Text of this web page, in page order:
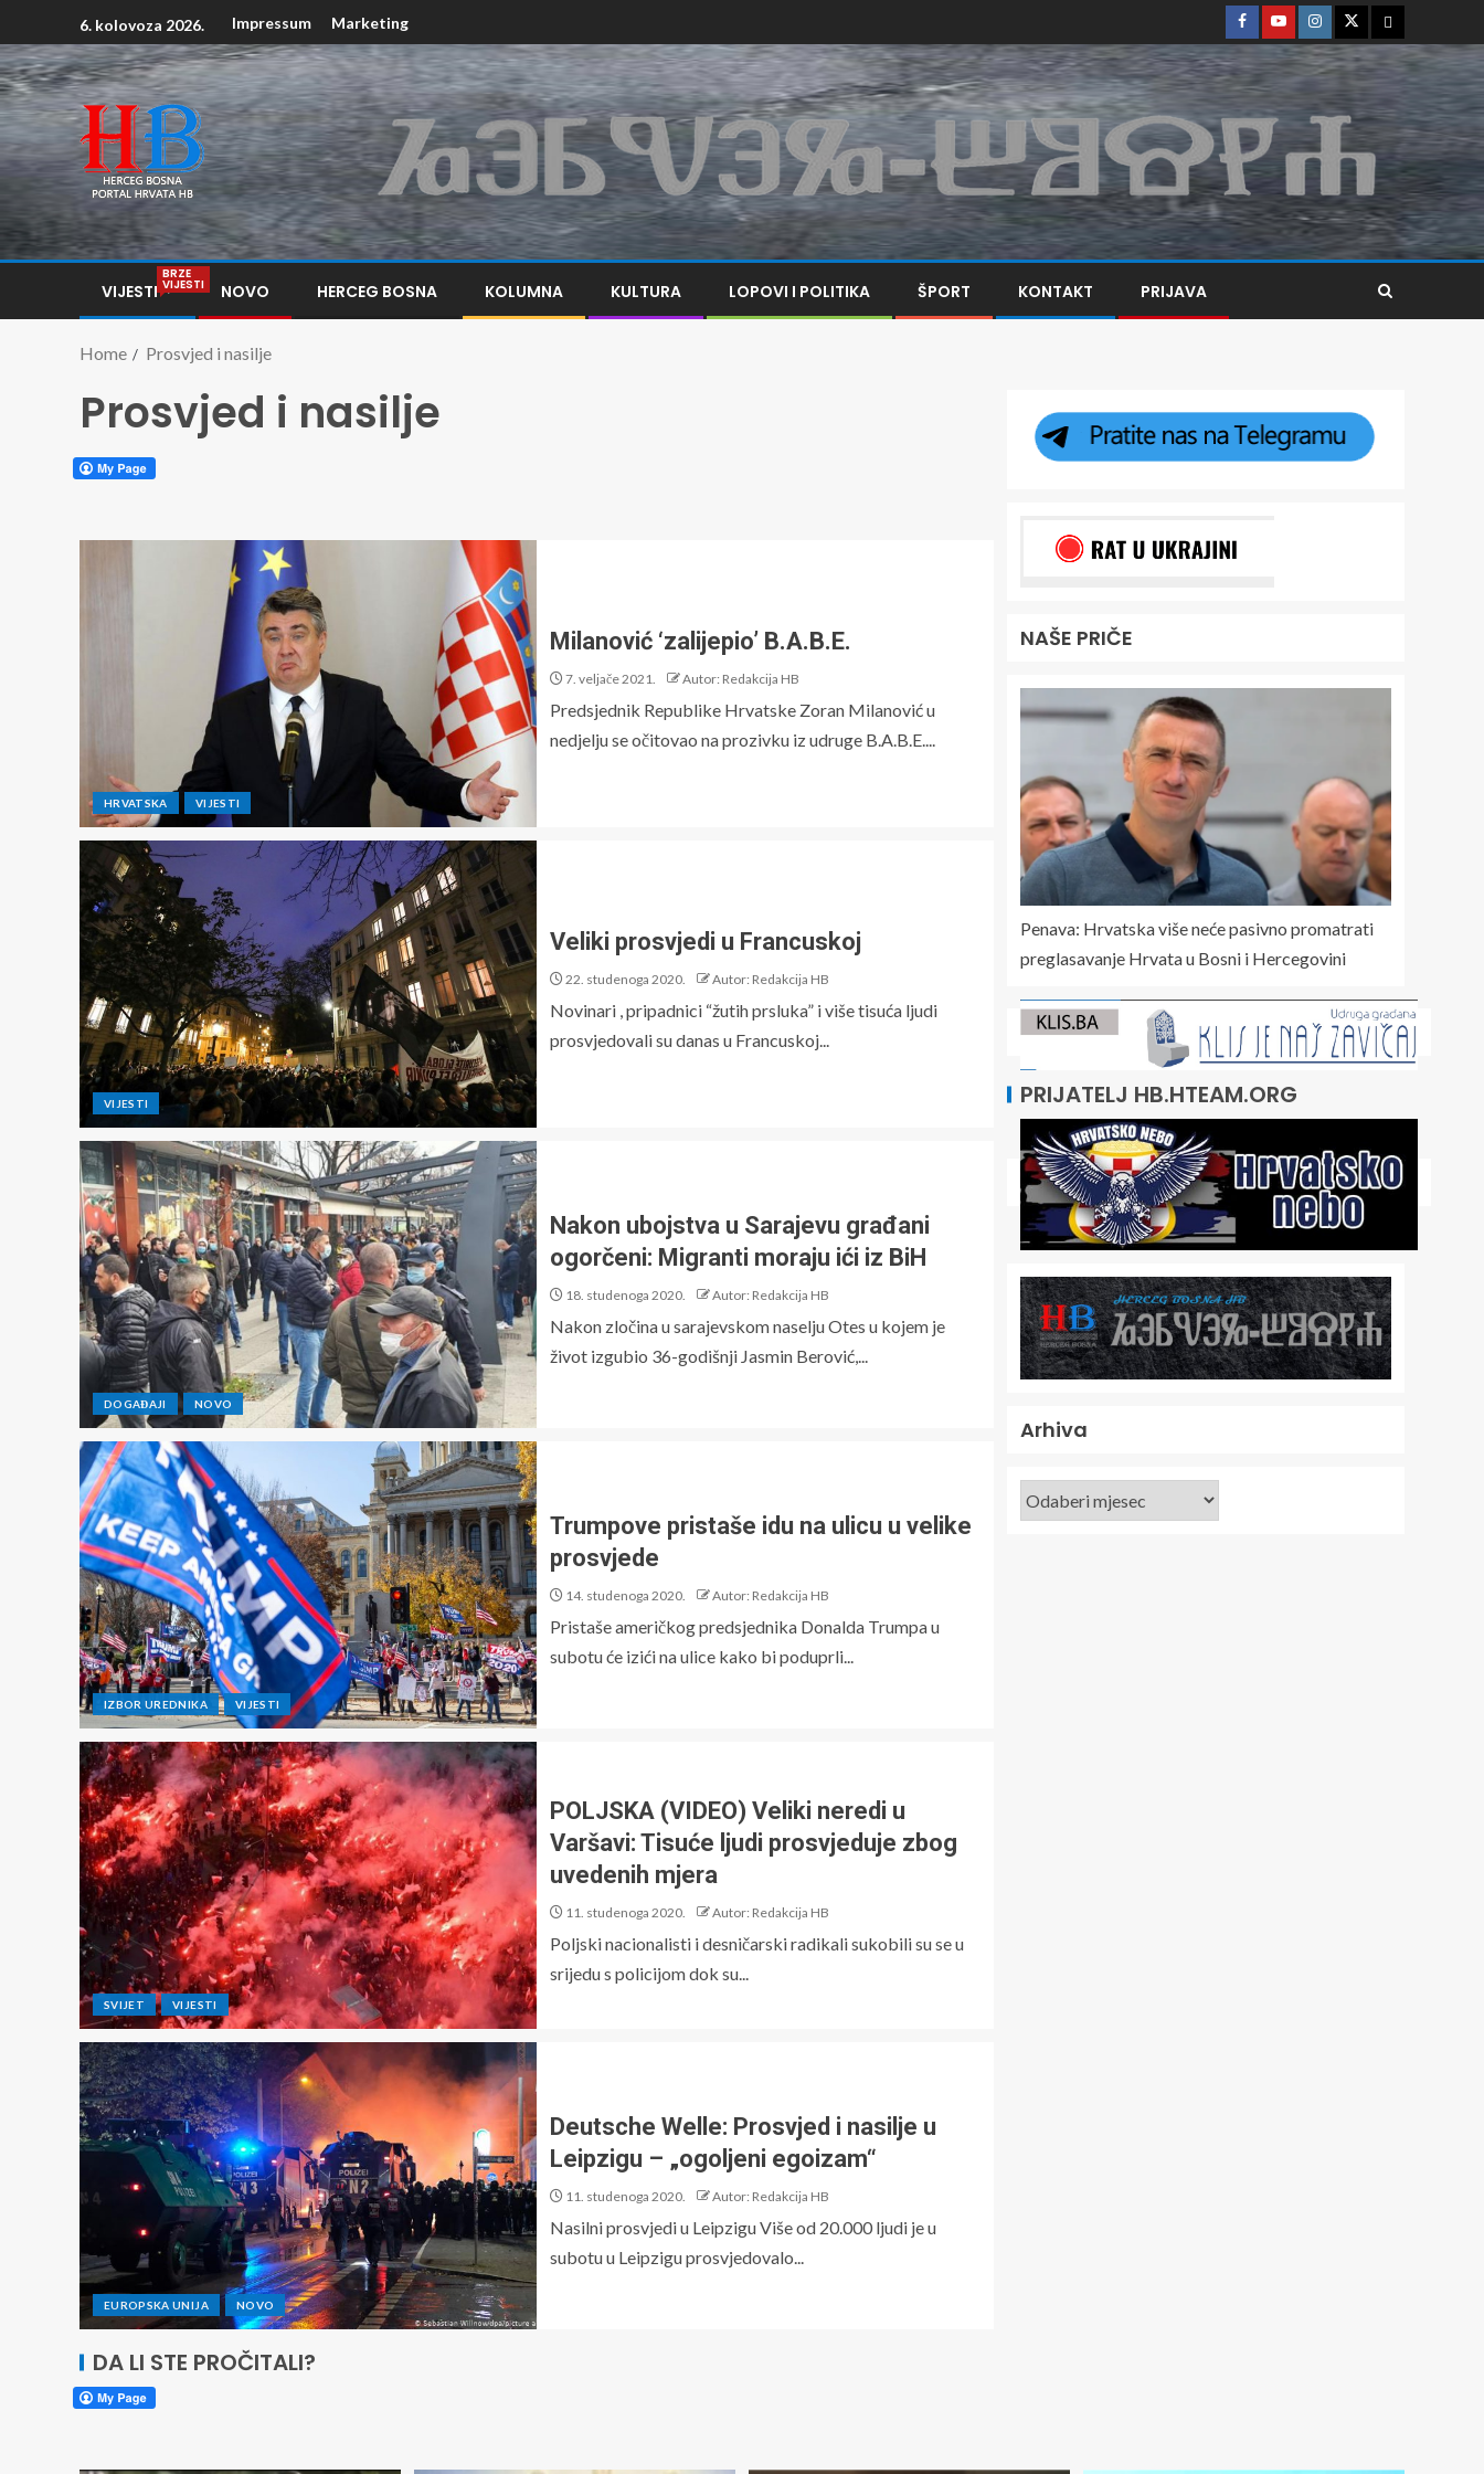
6. kolovoza 2026. Impressum Marketing
VIJESTI
BRZE
VIJESTI NOVO HERCEG BOSNA KOLUMNA KULTURA LOPOVI I POLITIKA ŠPORT KONTAKT PRIJAVA
Home Prosvjed i nasilje
Prosvjed i nasilje
HRVATSKA VIJESTI
Milanović ‘zalijepio’ B.A.B.E.
7. veljače 2021. Autor: Redakcija HB
Predsjednik Republike Hrvatske Zoran Milanović u
nedjelju se očitovao na prozivku iz udruge B.A.B.E....
VIJESTI
Veliki prosvjedi u Francuskoj
22. studenoga 2020. Autor: Redakcija HB
Novinari , pripadnici “žutih prsluka” i više tisuća ljudi
prosvjedovali su danas u Francuskoj...
DOGAĐAJI NOVO
Nakon ubojstva u Sarajevu građani
ogorčeni: Migranti moraju ići iz BiH
18. studenoga 2020. Autor: Redakcija HB
Nakon zločina u sarajevskom naselju Otes u kojem je
život izgubio 36-godišnji Jasmin Berović,...
IZBOR UREDNIKA VIJESTI
Trumpove pristaše idu na ulicu u velike
prosvjede
14. studenoga 2020. Autor: Redakcija HB
Pristaše američkog predsjednika Donalda Trumpa u
subotu će izići na ulice kako bi poduprli...
SVIJET VIJESTI
POLJSKA (VIDEO) Veliki neredi u
Varšavi: Tisuće ljudi prosvjeduje zbog
uvedenih mjera
11. studenoga 2020. Autor: Redakcija HB
Poljski nacionalisti i desničarski radikali sukobili su se u
srijedu s policijom dok su...
EUROPSKA UNIJA NOVO
Deutsche Welle: Prosvjed i nasilje u
Leipzigu – „ogoljeni egoizam“
11. studenoga 2020. Autor: Redakcija HB
Nasilni prosvjedi u Leipzigu Više od 20.000 ljudi je u
subotu u Leipzigu prosvjedovalo...
NAŠE PRIČE
Penava: Hrvatska više neće pasivno promatrati
preglasavanje Hrvata u Bosni i Hercegovini
PRIJATELJ HB.HTEAM.ORG
Arhiva
DA LI STE PROČITALI?